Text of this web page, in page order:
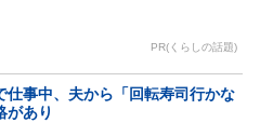
PR(くらしの話題)
仕事中、夫から「回転寿司行かな
があり